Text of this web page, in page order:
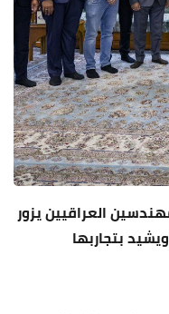
العراقيين يزور
بتجاربها